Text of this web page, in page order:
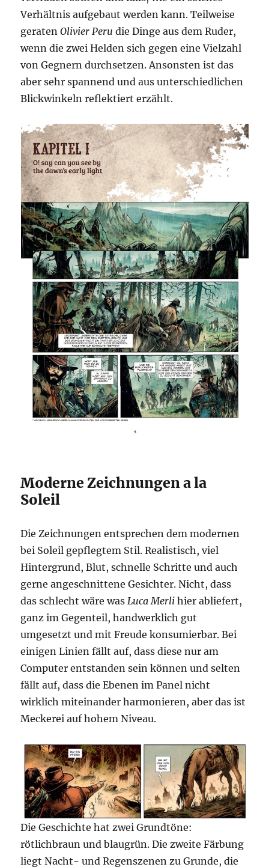
Verhältnis aufgebaut werden kann. Teilweise
geratenOlivier Peru die Dinge aus dem Ruder,
wenn die zwei Helden sich gegen eine Vielzahl
von Gegnern durchsetzen. Ansonsten ist das
aber sehr spannend und aus unterschiedlichen
Blickwinkeln reflektiert erzählt.
Moderne Zeichnungen a la
Soleil
Die Zeichnungen entsprechen dem modernen
bei Soleil gepflegtem Stil. Realistisch, viel
Hintergrund, Blut, schnelle Schritte und auch
gerne angeschnittene Gesichter. Nicht, dass
das schlecht wäre was Luca Merli hier abliefert,
ganz im Gegenteil, handwerklich gut
umgesetzt und mit Freude konsumierbar. Bei
einigen Linien fällt auf, dass diese nur am
Computer entstanden sein können und selten
fällt auf, dass die Ebenen im Panel nicht
wirklich miteinander harmonieren, aber das ist
Meckerei auf hohem Niveau.
Die Geschichte hat zwei Grundtöne:
rötlichbraun und blaugrün. Die zweite Färbung
liegt Nacht- und Regenszenen zu Grunde, die